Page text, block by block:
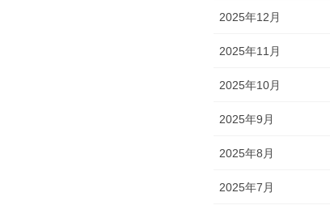
2025年12月
2025年11月
2025年10月
2025年9月
2025年8月
2025年7月